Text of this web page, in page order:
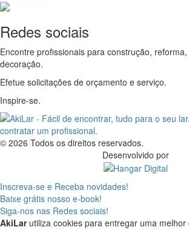
Redes sociais
Encontre profissionais para construção,
decoração.
Efetue solicitações de orçamento e serviço.
Inspire-se.
© 2026 Todos os direitos reservados.
Desenvolvido por
Inscreva-se e Receba novidades!
Baixe grátis nosso e-book!
Siga-nos nas Redes sociais!
AkiLarutiliza cookies para entregar uma